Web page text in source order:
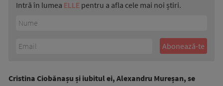
Intră în lumea ELLE pentru a afla cele mai noi știri.
Cristina Ciobănașu și iubitul ei, Alexandru Mureșan, se